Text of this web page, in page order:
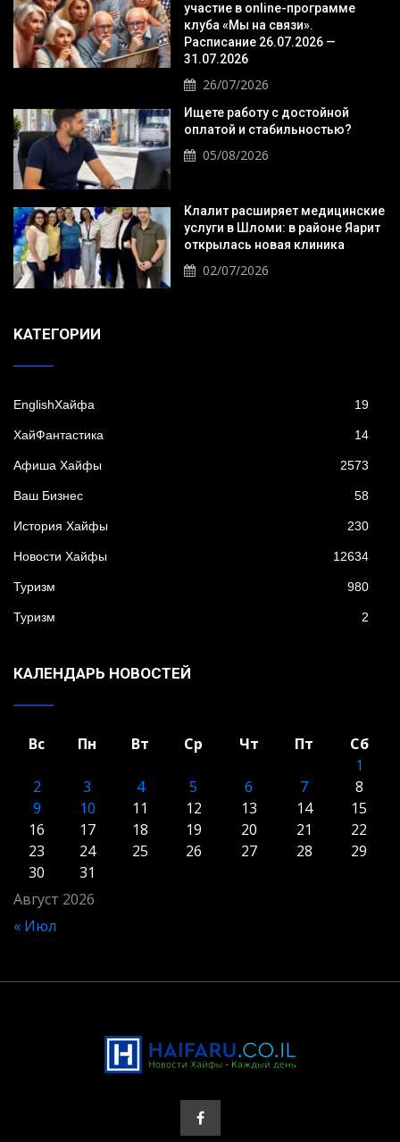
участие в online-программе
клуба «Мы на связи».
Расписание 26.07.2026 —
31.07.2026
26/07/2026
Ищете работу с достойной
оплатой и стабильностью?
05/08/2026
Клалит расширяет медицинские
услуги в Шломи: в районе Яарит
открылась новая клиника
02/07/2026
KАТЕГОРИИ
EnglishХайфа 19
XайФантастика 14
Афиша Хайфы 2573
Ваш Бизнес 58
История Хайфы 230
Новости Хайфы 12634
Туризм 980
Туризм 2
КАЛЕНДАРЬ НОВОСТЕЙ
Август 2026
Вс Пн Вт Ср Чт Пт
Сб
1
2
3 4 5 6 7
8
9
10 11 12 13 14
15
16
17 18 19 20 21
22
23
24 25 26 27 28
29
30
31
« Июл